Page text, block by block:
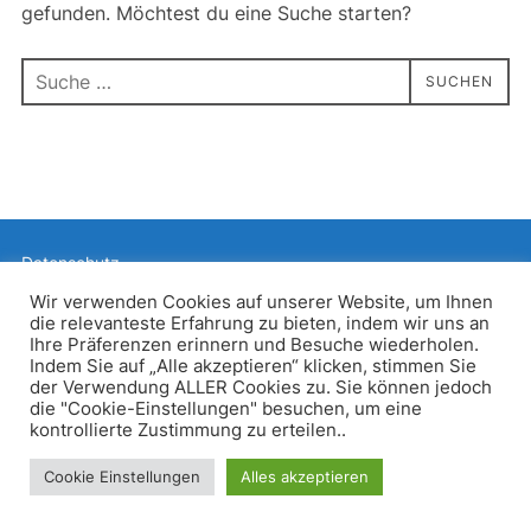
gefunden. Möchtest du eine Suche starten?
Suchen
nach:
SUCHEN
Datenschutz
Inspiro WordPress Theme von WPZOOM
Wir verwenden Cookies auf unserer Website, um Ihnen
die relevanteste Erfahrung zu bieten, indem wir uns an
Ihre Präferenzen erinnern und Besuche wiederholen.
Indem Sie auf „Alle akzeptieren“ klicken, stimmen Sie
der Verwendung ALLER Cookies zu. Sie können jedoch
die "Cookie-Einstellungen" besuchen, um eine
kontrollierte Zustimmung zu erteilen..
Cookie Einstellungen Alles akzeptieren